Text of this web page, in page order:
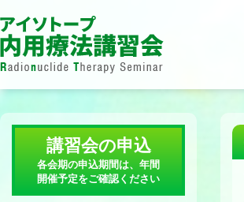
講習会の申込
各会期の申込期間は、年間
開催予定をご確認ください